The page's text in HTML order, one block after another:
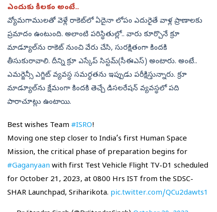
ఎందుకు కీలకం అంటే..
వ్యోమగాములతో వెళ్లే రాకెట్‌లో ఏదైనా లోపం ఎదురైతే వాళ్ల ప్రాణాలకు
ప్రమాదం ఉంటుంది. అలాంటి పరిస్థితుల్లో.. వారు కూర్చొనే క్రూ
మాడ్యూల్‌ను రాకెట్‌ నుంచి వేరు చేసి, సురక్షితంగా కిందకి
తీసుకురావాలి. దీన్ని క్రూ ఎస్కేప్‌ సిస్టమ్‌(సీఈఎస్‌) అంటారు. అంటే..
ఎమర్జెన్సీ ఎగ్జిట్‌ వ్యవస్థ సమర్థతను ఇప్పుడు పరీక్షిస్తున్నారు. క్రూ
మాడ్యూల్‌ను క్షేమంగా కిందకి తెచ్చే డిసలరేషన్‌ వ్యవస్థలో పది
పారాచూట్లు ఉంటాయి.
Best wishes Team #ISRO!
Moving one step closer to India’s first Human Space
Mission, the critical phase of preparation begins for
#Gaganyaan with first Test Vehicle Flight TV-D1 scheduled
for October 21, 2023, at 0800 Hrs IST from the SDSC-
SHAR Launchpad, Sriharikota. pic.twitter.com/QCu2dawts1